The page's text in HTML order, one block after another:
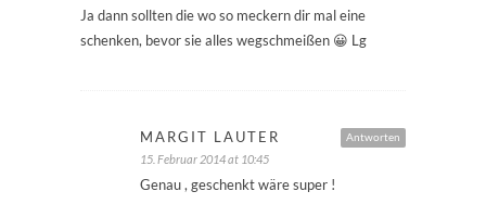
Ja dann sollten die wo so meckern dir mal eine
schenken, bevor sie alles wegschmeißen 😀 Lg
Antworten
MARGIT LAUTER
15. Februar 2014 at 10:45
Genau , geschenkt wäre super !